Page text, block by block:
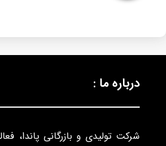
درباره ما :
شرکت تولیدی و بازرگانی پاندا،